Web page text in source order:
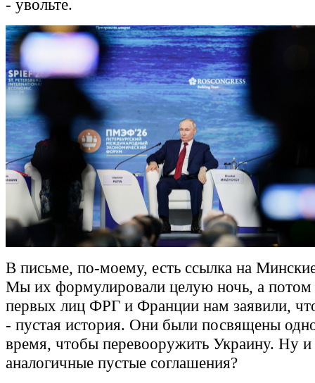
- увольте.
В письме, по-моему, есть ссылка на
Мы их формулировали целую ночь, а потом
первых лиц ФРГ и Франции нам заявили,
- пустая история. Они были посвящены
время, чтобы перевооружить Украину. Ну и
аналогичные пустые соглашения?